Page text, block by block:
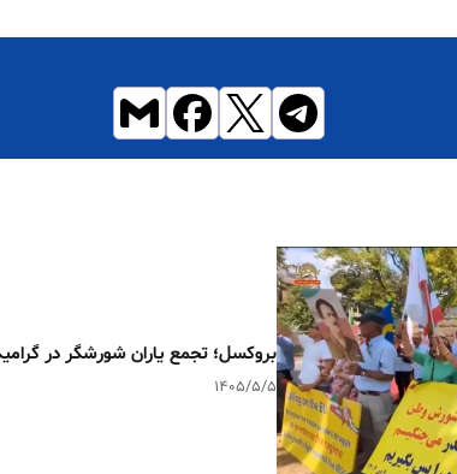
بروکسل؛ تجمع یاران شورشگر در
۱۴۰۵/۵/۵